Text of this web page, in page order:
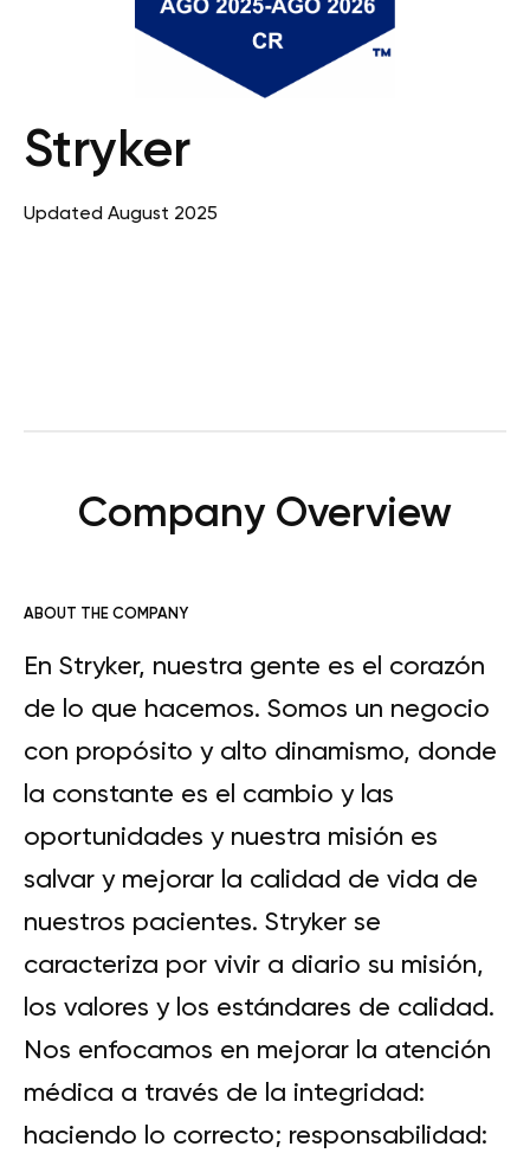
Stryker
Updated August 2025
Company Overview
ABOUT THE COMPANY
En Stryker, nuestra gente es el corazón
de lo que hacemos. Somos un negocio
con propósito y alto dinamismo, donde
la constante es el cambio y las
oportunidades y nuestra misión es
salvar y mejorar la calidad de vida de
nuestros pacientes. Stryker se
caracteriza por vivir a diario su misión,
los valores y los estándares de calidad.
Nos enfocamos en mejorar la atención
médica a través de la integridad:
haciendo lo correcto; responsabilidad: